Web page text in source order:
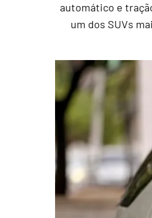
automático e
um dos SUVs